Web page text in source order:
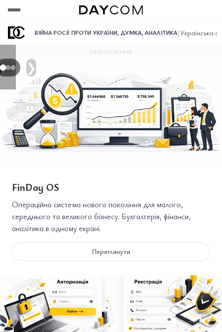
ВІЙНА РОСІЇ ПРОТИ УКРАЇНИ, ДУМКА, АНАЛІТИКА|Українська
Переглянути
Переглянути
Переглянути
❯
ОГОЛОШЕННЯ
FinDay OS
Операційна система нового покоління для малого,
середнього та великого бізнесу. Бухгалтерія, фінанси,
аналітика в одному екрані.
Переглянути